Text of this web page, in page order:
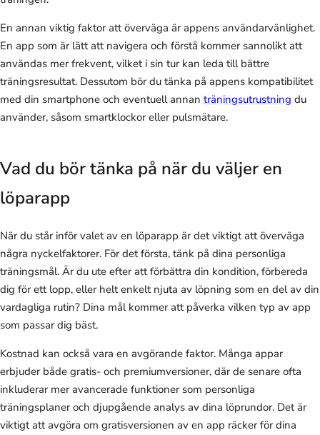
En annan viktig faktor att överväga är appens användarvänlighet.
En app som är lätt att navigera och förstå kommer sannolikt att
användas mer frekvent, vilket i sin tur kan leda till bättre
träningsresultat. Dessutom bör du tänka på appens kompatibilitet
med din smartphone och eventuell annan träningsutrustning du
använder, såsom smartklockor eller pulsmätare.
Vad du bör tänka på när du väljer en
löparapp
När du står inför valet av en löparapp är det viktigt att överväga
några nyckelfaktorer. För det första, tänk på dina personliga
träningsmål. Är du ute efter att förbättra din kondition, förbereda
dig för ett lopp, eller helt enkelt njuta av löpning som en del av din
vardagliga rutin? Dina mål kommer att påverka vilken typ av app
som passar dig bäst.
Kostnad kan också vara en avgörande faktor. Många appar
erbjuder både gratis- och premiumversioner, där de senare ofta
inkluderar mer avancerade funktioner som personliga
träningsplaner och djupgående analys av dina löprundor. Det är
viktigt att avgöra om gratisversionen av en app räcker för dina